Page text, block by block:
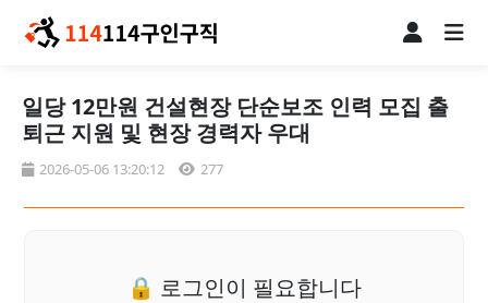
일당 12만원 건설현장 단순보조 인력 모집 출
퇴근 지원 및 현장 경력자 우대
2026-05-06 13:20:12 277
🔒 로그인이 필요합니다